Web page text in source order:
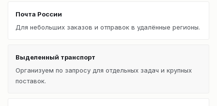
Почта России
Для небольших заказов и отправок в удалённые регионы.
Выделенный транспорт
Организуем по запросу для отдельных задач и крупных
поставок.